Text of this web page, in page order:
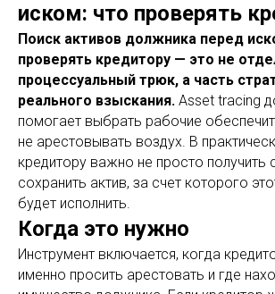
иском: что проверять
Поиск активов должника перед
проверять кредитору — это не
процессуальный трюк, а часть
реального взыскания. Asset tracing
помогает выбрать рабочие
не арестовывать воздух. В
кредитору важно не просто получить
сохранить актив, за счет которого
будет исполнить.
Когда это нужно
Инструмент включается, когда
именно просить арестовать и где